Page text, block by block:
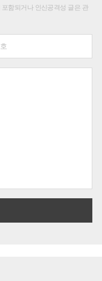
함되거나 인신공격성 글은 관